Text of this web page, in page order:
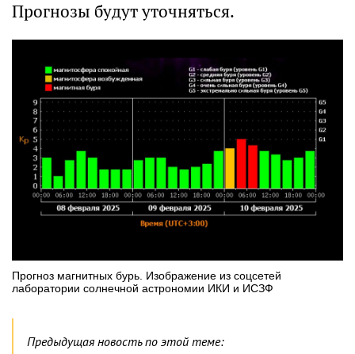
Прогнозы будут уточняться.
Прогноз магнитных бурь. Изображение из соцсетей
лаборатории солнечной астрономии ИКИ и ИСЗФ
Предыдущая новость по этой теме: